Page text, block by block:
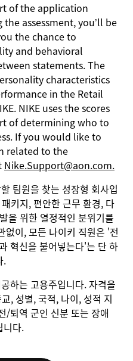
of the application
assessment, you’ll be
the chance to
and behavioral
statements. The
characteristics
in the Retail
NIKE uses the scores
of determining who to
If you would like to
related to the
Nike.Support@aon.com.
팀원을 찾는 성장형 회사입
키지, 편안한 근무 환경, 다
을 위한 열정적인 분위기를
없이, 모든 나이키 직원은 '전
혁신을 불어넣는다'는 단 하
.
하는 고용주입니다. 자격을
, 성별, 국적, 나이, 성적 지
/퇴역 군인 신분 또는 장애
니다.